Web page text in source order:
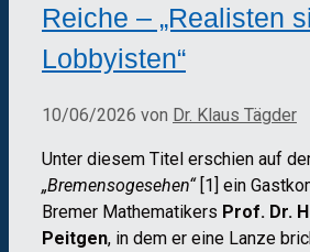
Reiche – „Realisten
Lobbyisten“
10/06/2026 von Dr. Klaus Tägder
Unter diesem Titel erschien auf
„Bremensogesehen“[1] ein
Bremer Mathematikers Prof. Dr.
Peitgen, in dem er eine Lanze